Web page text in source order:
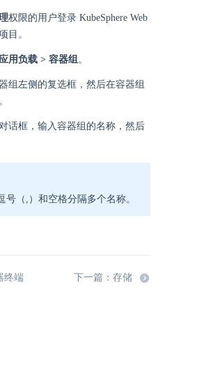
权限的用户登录 KubeSphere Web
目。
用负载 > 容器组。
组左侧的复选框，然后在容器组
。
话框，输入容器组的名称，然后
号（,）和空格分隔多个名称。
终端 下一篇：存储